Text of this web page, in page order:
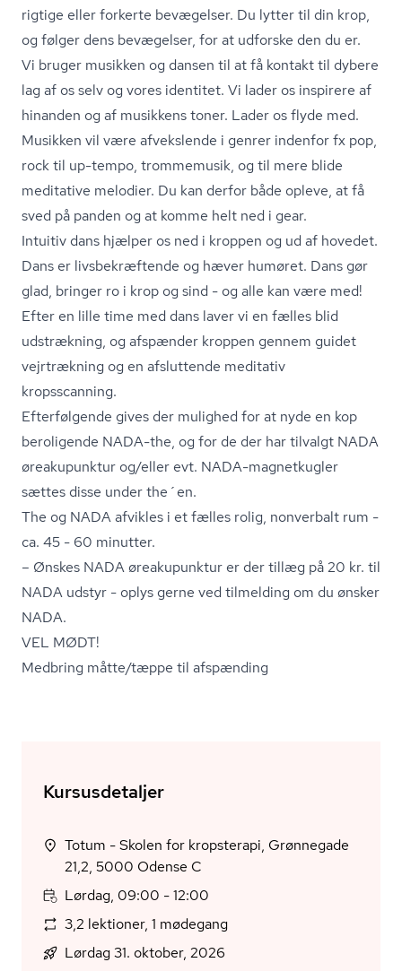
rigtige eller forkerte bevægelser. Du lytter til din krop,
og følger dens bevægelser, for at udforske den du er.
Vi bruger musikken og dansen til at få kontakt til dybere
lag af os selv og vores identitet. Vi lader os inspirere af
hinanden og af musikkens toner. Lader os flyde med.
Musikken vil være afvekslende i genrer indenfor fx pop,
rock til up-tempo, trommemusik, og til mere blide
meditative melodier. Du kan derfor både opleve, at få
sved på panden og at komme helt ned i gear.
Intuitiv dans hjælper os ned i kroppen og ud af hovedet.
Dans er livs­be­kræf­ten­de og hæver humøret. Dans gør
glad, bringer ro i krop og sind - og alle kan være med!
Efter en lille time med dans laver vi en fælles blid
udstrækning, og afspænder kroppen gennem guidet
vejrtrækning og en afsluttende meditativ
kropsscanning.
Efterfølgende gives der mulighed for at nyde en kop
beroligende NADA-the, og for de der har tilvalgt NADA
øreakupunktur og/eller evt. NADA-magnetkugler
sættes disse under the´en.
The og NADA afvikles i et fælles rolig, nonverbalt rum -
ca. 45 - 60 minutter.
– Ønskes NADA øreakupunktur er der tillæg på 20 kr. til
NADA udstyr - oplys gerne ved tilmelding om du ønsker
NADA.
VEL MØDT!
Medbring måtte/tæppe til afspænding
Kursusdetaljer
Totum - Skolen for kropsterapi, Grønnegade
21,2, 5000 Odense C
Lørdag, 09:00 - 12:00
3,2 lektioner, 1 mødegang
Lørdag 31. oktober, 2026